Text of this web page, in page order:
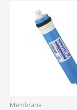
Membrana